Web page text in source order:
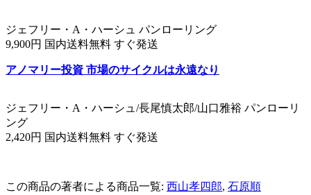
ジェフリー・A・ハーシュ パンローリング
9,900円 国内送料無料 すぐ発送
アノマリー投資 市場のサイクルは永遠なり
ジェフリー・A・ハーシュ/長尾慎太郎/山口雅裕 パンローリ
ング
2,420円 国内送料無料 すぐ発送
この商品の著者による商品一覧: 西山孝四郎, 石原順